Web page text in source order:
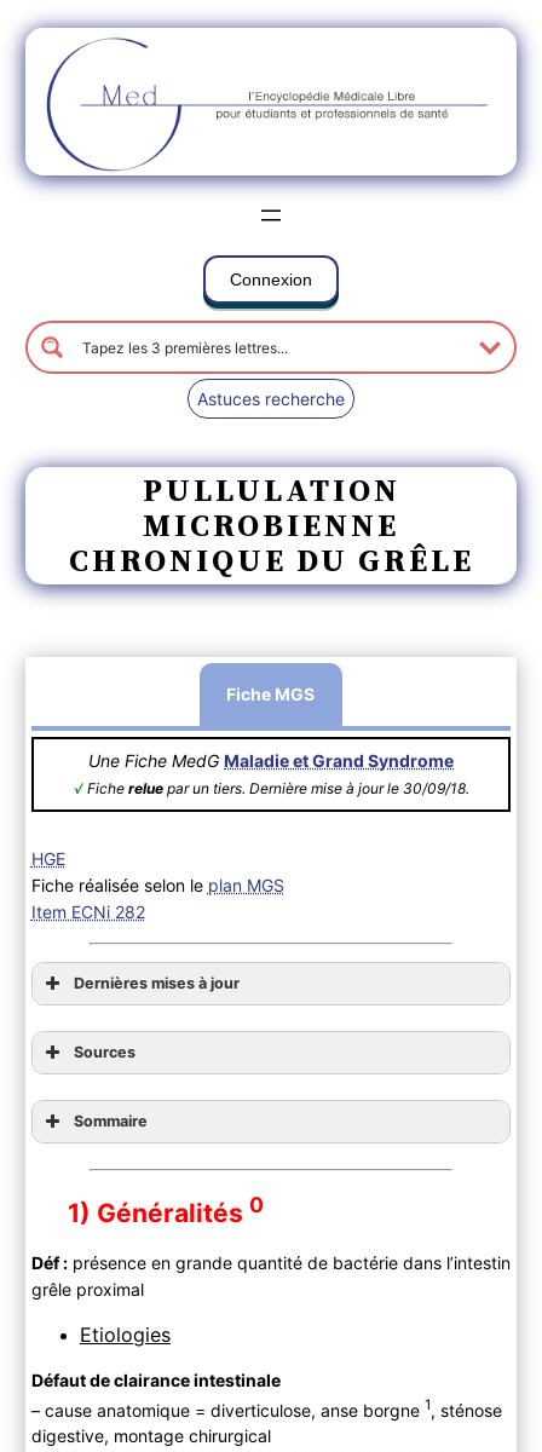
Connexion
Astuces recherche
PULLULATION
MICROBIENNE
CHRONIQUE DU GRÊLE
Fiche MGS
Une Fiche MedG Maladie et Grand Syndrome
√Fiche reluepar un tiers. Dernière mise à jour le 30/09/18.
HGE
Fiche réalisée selon le plan MGS
Item ECNi 282
Dernières mises à jour
Sources
Sommaire
1) Généralités 0
Déf :présence en grande quantité de bactérie dans l’intestin
grêle proximal
Etiologies
Défaut de clairance intestinale
– cause anatomique = diverticulose, anse borgne 1
, sténose
digestive, montage chirurgical